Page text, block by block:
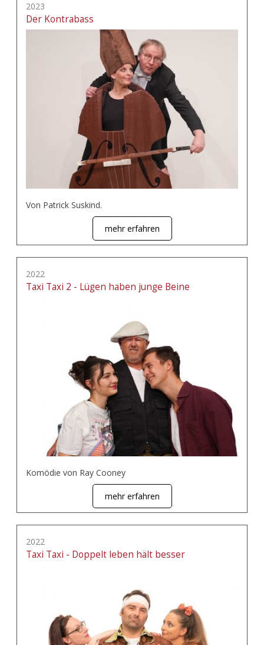
2023
Der Kontrabass
Von Patrick Suskind.
mehr erfahren
2022
Taxi Taxi 2 - Lügen haben junge Beine
Komödie von Ray Cooney
mehr erfahren
2022
Taxi Taxi - Doppelt leben hält besser